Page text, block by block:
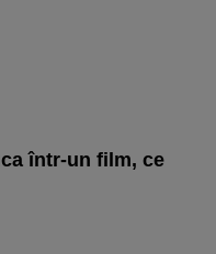
într-un film, ce